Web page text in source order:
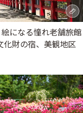
になる憧れ老舗旅館
化財の宿、美観地区